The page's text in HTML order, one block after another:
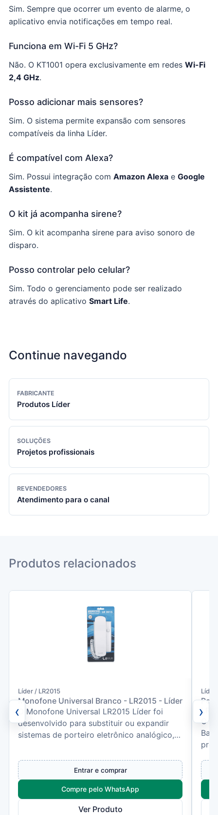
Sim. Sempre que ocorrer um evento de alarme, o
aplicativo envia notificações em tempo real.
Funciona em Wi-Fi 5 GHz?
Não. O KT1001 opera exclusivamente em redes Wi-Fi
2,4 GHz.
Posso adicionar mais sensores?
Sim. O sistema permite expansão com sensores
compatíveis da linha Líder.
É compatível com Alexa?
Sim. Possui integração com Amazon Alexa e Google
Assistente.
O kit já acompanha sirene?
Sim. O kit acompanha sirene para aviso sonoro de
disparo.
Posso controlar pelo celular?
Sim. Todo o gerenciamento pode ser realizado
através do aplicativo Smart Life.
Continue navegando
FABRICANTE
Produtos Líder
SOLUÇÕES
Projetos profissionais
REVENDEDORES
Atendimento para o canal
Produtos relacionados
‹
Líder / LR2015
Monofone Universal Branco - LR2015 - Líder
O Monofone Universal LR2015 Líder foi
desenvolvido para substituir ou expandir
sistemas de porteiro eletrônico analógico,
Entrar e comprar
Compre pelo WhatsApp
Ver Produto
Líder
O
›